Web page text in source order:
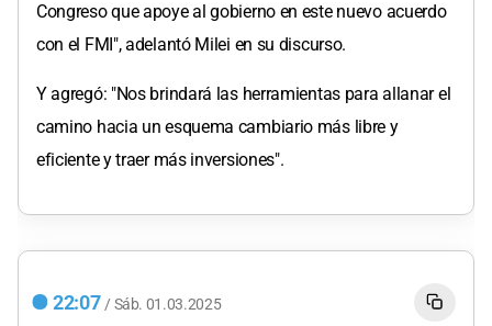
Congreso que apoye al gobierno en este nuevo acuerdo
con el FMI", adelantó Milei en su discurso.
Y agregó: "Nos brindará las herramientas para allanar el
camino hacia un esquema cambiario más libre y
eficiente y traer más inversiones".
22:07 / Sáb. 01.03.2025